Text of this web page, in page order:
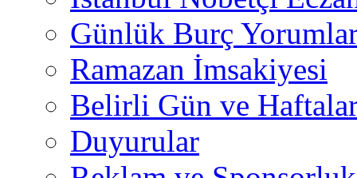
Günlük Burç
Ramazan İmsakiyesi
Belirli Gün ve
Duyurular